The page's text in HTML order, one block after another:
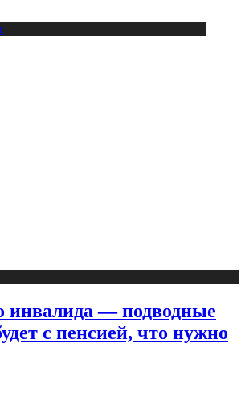
инвалида — подводные
с пенсией, что нужно